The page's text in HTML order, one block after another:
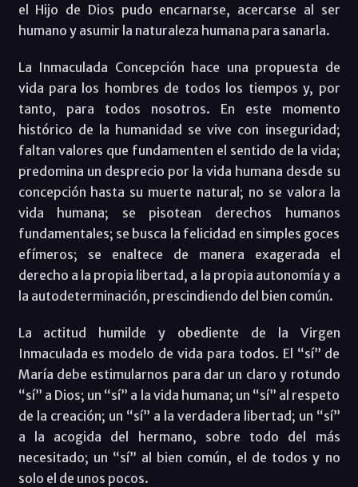
el Hijo de Dios pudo encarnarse, acercarse al ser
humano y asumir la naturaleza humana para sanarla.
La Inmaculada Concepción hace una propuesta de
vida para los hombres de todos los tiempos y, por
tanto, para todos nosotros. En este momento
histórico de la humanidad se vive con inseguridad;
faltan valores que fundamenten el sentido de la vida;
predomina un desprecio por la vida humana desde su
concepción hasta su muerte natural; no se valora la
vida humana; se pisotean derechos humanos
fundamentales; se busca la felicidad en simples goces
efímeros; se enaltece de manera exagerada el
derecho a la propia libertad, a la propia autonomía y a
la autodeterminación, prescindiendo del bien común.
La actitud humilde y obediente de la Virgen
Inmaculada es modelo de vida para todos. El “sí” de
María debe estimularnos para dar un claro y rotundo
“sí” a Dios; un “sí” a la vida humana; un “sí” al respeto
de la creación; un “sí” a la verdadera libertad; un “sí”
a la acogida del hermano, sobre todo del más
necesitado; un “sí” al bien común, el de todos y no
solo el de unos pocos.